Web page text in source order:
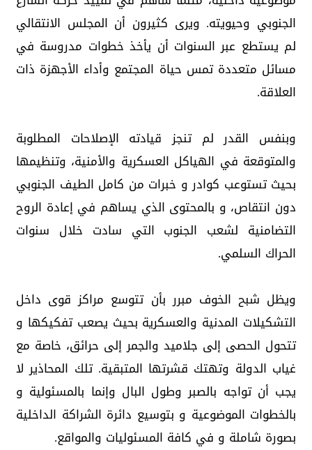
الجنوبي وحيويته. ويرى كثيرون أن المجلس الانتقالي
لم يستطع عبر السنوات أن يأخذ خطوات مدروسة في
مسائل متعددة تمس حياة المجتمع وأداء الأجهزة ذات
العلاقة.
وبنفس القدر لم تنجز قيادته الإصلاحات المطلوبة
والمتوقعة في الهياكل العسكرية والأمنية، وتنظيمها
بحيث تستوعب كوادر و خبرات من كامل الطيف الجنوبي
دون انتقاص، و بالمحتوى الذي يساهم في إعادة الروح
التضامنية لشعب الجنوب التي سادت خلال سنوات
الحراك السلمي.
ويظل شبح الخوف مبرر بأن تتوسع مراكز قوى داخل
التشكيلات المدنية والعسكرية بحيث يصعب تفكيكها و
تتحول الحصى إلى جلاميد والجمر إلى حرائق، خاصة مع
غياب الدولة وتهتك قشرتها المتبقية. تلك المحاذير لا
يجب أن تواجه بالصبر وطول البال وإنما بالمسئولية و
بالخطوات الموضوعية و بتوسيع دائرة الشراكة الداخلية
بصورة شاملة و في كافة المسئوليات والمواقع.